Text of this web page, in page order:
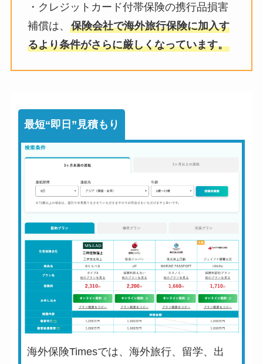
・クレジットカード付帯保険の携行品損害
補償は、 保険会社で海外旅行保険に加入す
るより条件がさらに厳しくなっています。
最短“即日”見積もり
海外保険Timesでは、海外旅行、留学、出